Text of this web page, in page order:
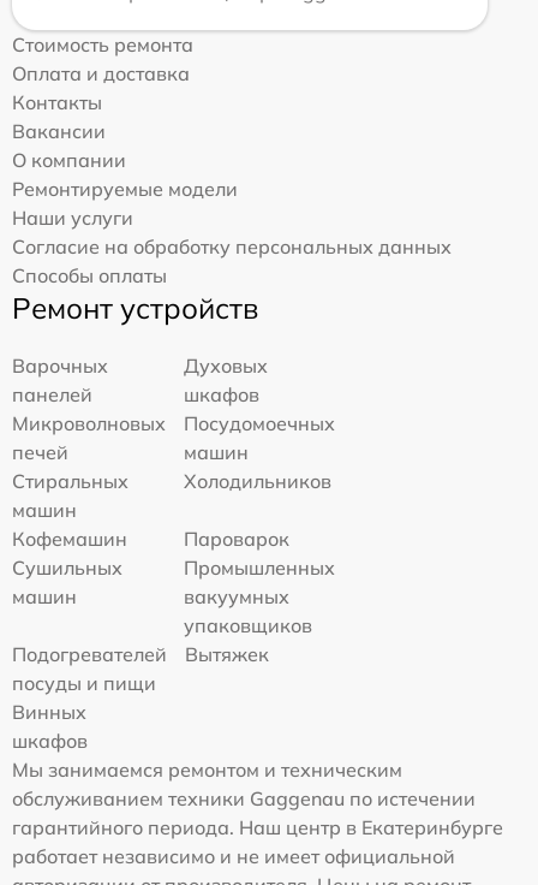
Стоимость ремонта
Оплата и доставка
Контакты
Вакансии
О компании
Ремонтируемые модели
Наши услуги
Согласие на обработку персональных данных
Способы оплаты
Ремонт устройств
Варочных
панелей
Духовых
шкафов
Микроволновых
печей
Посудомоечных
машин
Стиральных
машин
Холодильников
Кофемашин
Пароварок
Сушильных
машин
Промышленных
вакуумных
упаковщиков
Подогревателей
посуды и пищи
Вытяжек
Винных
шкафов
Мы занимаемся ремонтом и техническим
обслуживанием техники Gaggenau по истечении
гарантийного периода. Наш центр в Екатеринбурге
работает независимо и не имеет официальной